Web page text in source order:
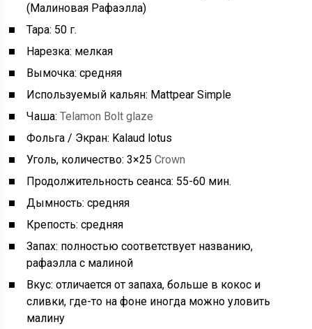
(Малиновая Рафаэлла)
Тара: 50 г.
Нарезка: мелкая
Вымочка: средняя
Используемый кальян: Mattpear Simple
Чаша:Telamon Bolt glaze
Фольга / Экран: Kalaud lotus
Уголь, количество: 3×25Crown
Продолжительность сеанса: 55-60 мин.
Дымность: средняя
Крепость: средняя
Запах: полностью соответствует названию,
рафаэлла с малиной
Вкус: отличается от запаха, больше в кокос и
сливки, где-то на фоне иногда можно уловить
малину